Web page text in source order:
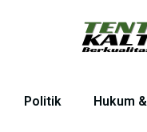
Politik Hukum